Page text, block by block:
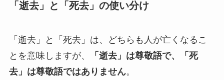
よくご利用いただく弔電
お線香・ローソク付き弔電
「逝去」と「死去」の使い分け
「逝去」と「死去」は、どちらも人が亡くなるこ
とを意味しますが、
「逝去」は尊敬語で、「死
去」は尊敬語ではありません。